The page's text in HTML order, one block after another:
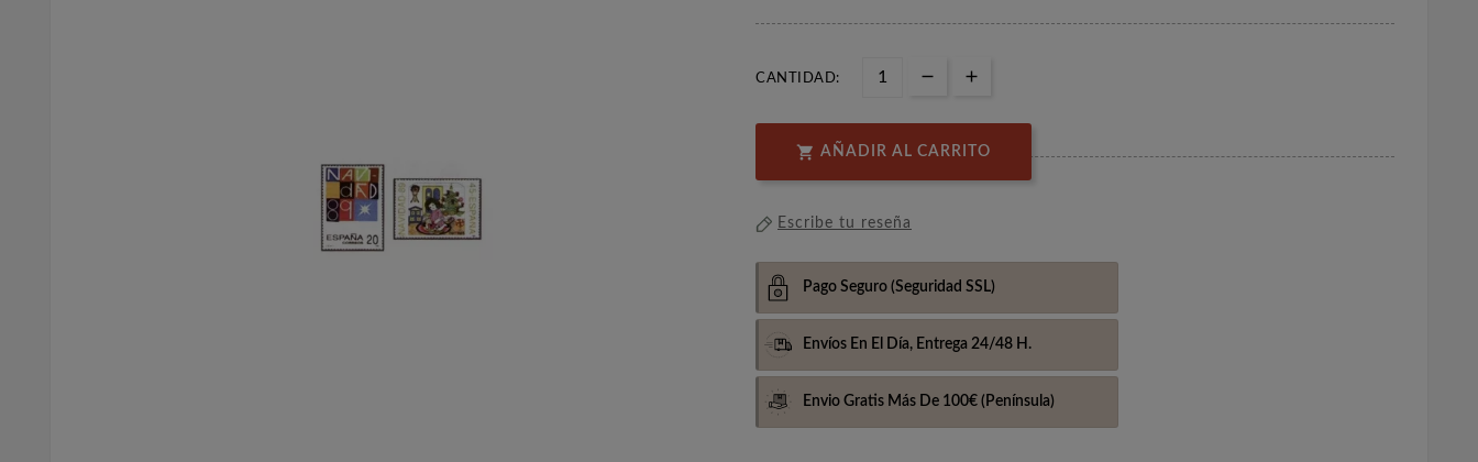
CANTIDAD:
 AÑADIR AL CARRITO
Escribe tu reseña
Pago Seguro (Seguridad SSL)
Envíos En El Día, Entrega 24/48 H.
Envio Gratis Más De 100€ (Península)